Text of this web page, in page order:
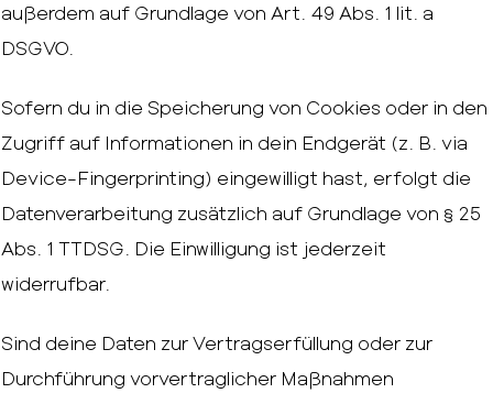
außerdem auf Grundlage von Art. 49 Abs. 1 lit. a
DSGVO.
Sofern du in die Speicherung von Cookies oder in den
Zugriff auf Informationen in dein Endgerät (z. B. via
Device-Fingerprinting) eingewilligt hast, erfolgt die
Datenverarbeitung zusätzlich auf Grundlage von § 25
Abs. 1 TTDSG. Die Einwilligung ist jederzeit
widerrufbar.
Sind deine Daten zur Vertragserfüllung oder zur
Durchführung vorvertraglicher Maßnahmen